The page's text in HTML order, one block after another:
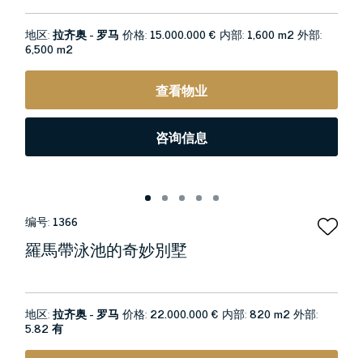
地区:拉齐奥 - 罗马 价格: 15.000.000 € 内部: 1,600 m2外部:
6,500 m2
查看物业
咨询信息
编号: 1366
羅馬帶泳池的奇妙別墅
地区:拉齐奥 - 罗马 价格: 22.000.000 € 内部:820 m2外部:
5.82 有